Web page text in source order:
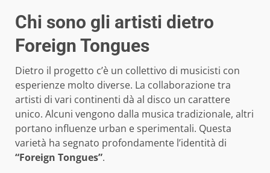
Chi sono gli artisti dietro
Foreign Tongues
Dietro il progetto c’è un collettivo di musicisti con
esperienze molto diverse. La collaborazione tra
artisti di vari continenti dà al disco un carattere
unico. Alcuni vengono dalla musica tradizionale, altri
portano influenze urban e sperimentali. Questa
varietà ha segnato profondamente l’identità di
“Foreign Tongues”.